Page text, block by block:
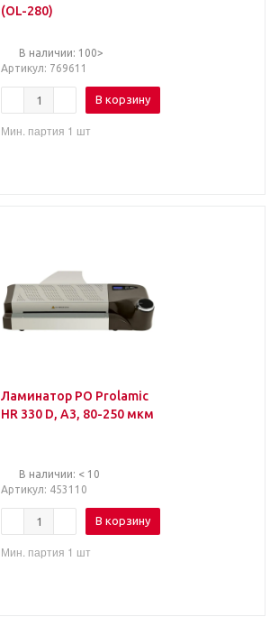
(OL-280)
В наличии: 100>
Артикул: 769611
В корзину
Мин. партия 1 шт
Ламинатор PO Prolamic
HR 330 D, А3, 80-250 мкм
В наличии: < 10
Артикул: 453110
В корзину
Мин. партия 1 шт